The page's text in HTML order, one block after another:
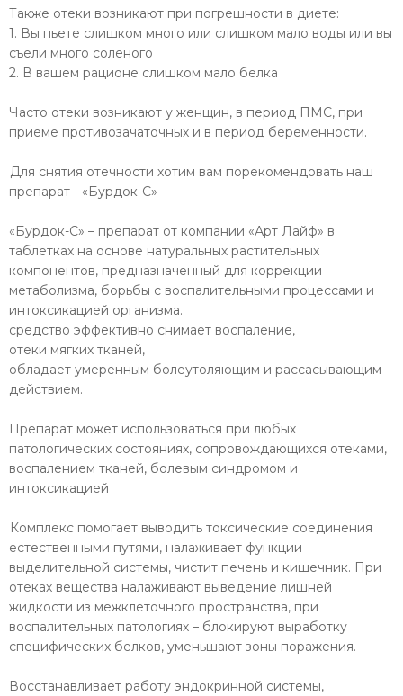
Также отеки возникают при погрешности в диете:
1. Вы пьете слишком много или слишком мало воды или вы
съели много соленого
2. В вашем рационе слишком мало белка
Часто отеки возникают у женщин, в период ПМС, при
приеме противозачаточных и в период беременности.
Для снятия отечности хотим вам порекомендовать наш
препарат - «Бурдок-С»
«Бурдок-С» – препарат от компании «Арт Лайф» в
таблетках на основе натуральных растительных
компонентов, предназначенный для коррекции
метаболизма, борьбы с воспалительными процессами и
интоксикацией организма.
средство эффективно снимает воспаление,
отеки мягких тканей,
обладает умеренным болеутоляющим и рассасывающим
действием.
Препарат может использоваться при любых
патологических состояниях, сопровождающихся отеками,
воспалением тканей, болевым синдромом и
интоксикацией
Комплекс помогает выводить токсические соединения
естественными путями, налаживает функции
выделительной системы, чистит печень и кишечник. При
отеках вещества налаживают выведение лишней
жидкости из межклеточного пространства, при
воспалительных патологиях – блокируют выработку
специфических белков, уменьшают зоны поражения.
Восстанавливает работу эндокринной системы,